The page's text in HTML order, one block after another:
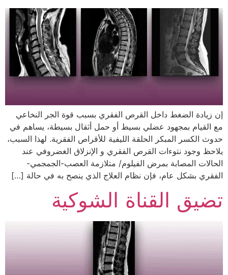
إن زيادة الضغط داخل القرص الفقري بسبب قوة الجر النخاعي
مع القيام بمجهود عضلي بسيط أو حمل أثقال بسيطة، يساهم في
حدوث الكسر المبكر الحلقة الليفية للأقراص الفقرية. لهذا السبب،
يلاحظ وجود نتوءات القرص الفقري و الإنزلاق الغضروفي عند
الحالات المصابة بمرض الفيلوم/ متلازمة العصب-الجمجمي-
الفقري بشكل عام، فإن نظام العلاج الذي ينصح به في حالة […]
تضيق القناة الشوكية